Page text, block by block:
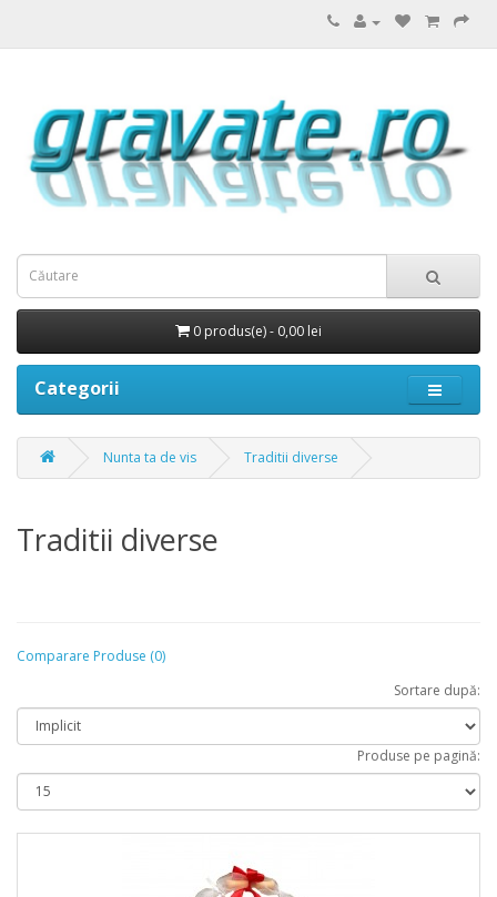
0 produs(e) - 0,00 lei
Categorii
Nunta ta de vis Traditii diverse
Traditii diverse
Comparare Produse (0)
Sortare după:
Produse pe pagină: